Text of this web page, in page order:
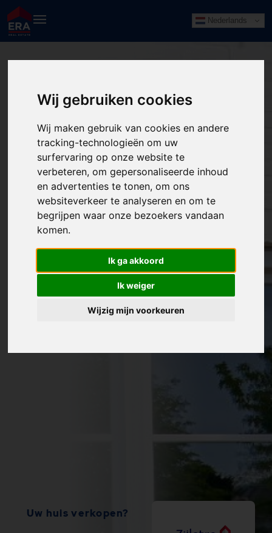
Wij gebruiken cookies
Wij maken gebruik van cookies en andere
tracking-technologieën om uw
surfervaring op onze website te
verbeteren, om gepersonaliseerde inhoud
en advertenties te tonen, om ons
websiteverkeer te analyseren en om te
begrijpen waar onze bezoekers vandaan
komen.
Ik ga akkoord
Ik weiger
Wijzig mijn voorkeuren
Nederlands
Uw huis verkopen?